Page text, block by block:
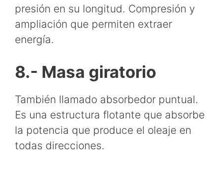
presión en su longitud. Compresión y
ampliación que permiten extraer
energía.
8.- Masa giratorio
También llamado absorbedor puntual.
Es una estructura flotante que absorbe
la potencia que produce el oleaje en
todas direcciones.